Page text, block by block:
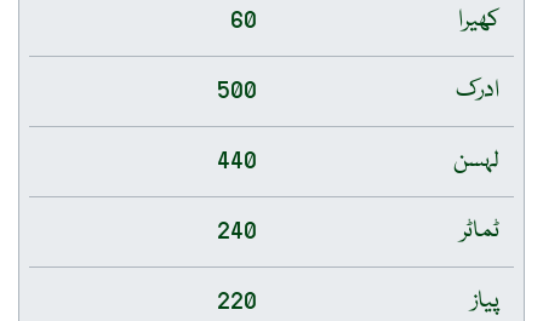
کھیرا
60
ادرک
500
لہسن
440
ٹماٹر
240
پیاز
220